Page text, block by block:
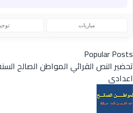
مباريات
Popular Posts
تحضير النص القرائي المواطن الصالح السنة
اعدادي